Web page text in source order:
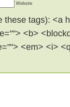
Website
these tags): <a
<b>
<em> <i>